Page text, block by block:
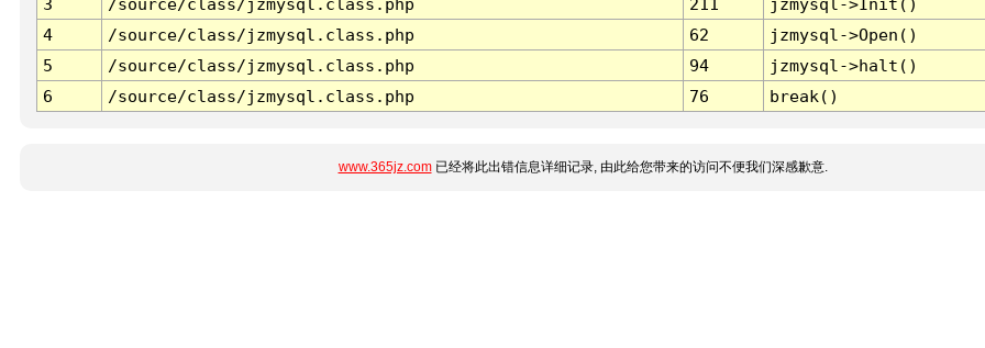
3
/source/class/jzmysql.class.php 211
jzmysql->Init()
4
/source/class/jzmysql.class.php 62
jzmysql->Open()
5
/source/class/jzmysql.class.php 94
jzmysql->halt()
6
/source/class/jzmysql.class.php 76 break()
www.365jz.com已经将此出错信息详细记录, 由此给您带来的访问不便我们深感歉意.